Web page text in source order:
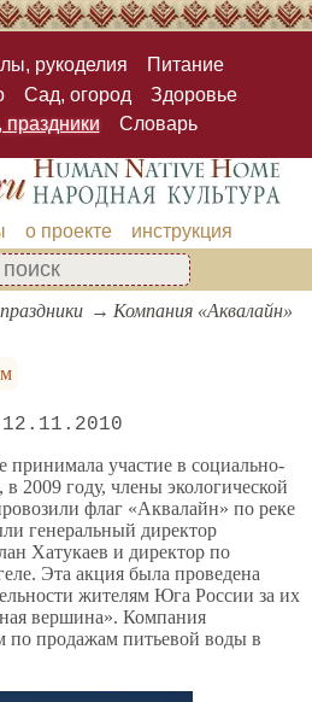
рукоделия
Питание
Сад, огород
Здоровье
праздники
Словарь
о проекте инструкция
Компания «Аквалайн»
12.11.2010
участие в социально-
2009 году, члены экологической
флаг «Аквалайн» по реке
генеральный директор
Хатукаев и директор по
Эта акция была проведена
жителям Юга России за их
вершина». Компания
по продажам питьевой воды в